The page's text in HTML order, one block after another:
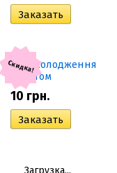
Скидка!
10 грн.